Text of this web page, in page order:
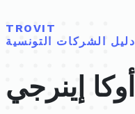
TROVIT
دليل الشركات التونسية
أوكا إينرجي